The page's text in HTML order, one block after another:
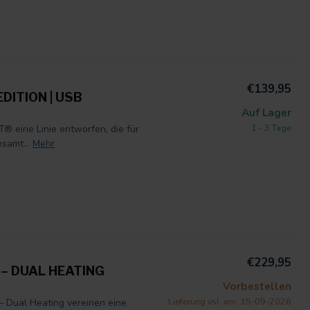
| USB
eine Linie entworfen, die für
Mehr
€139,95
Auf Lager
1 - 3 Tage
DUAL HEATING
Dual Heating vereinen eine
€229,95
Vorbestellen
Lieferung vsl. am: 15-09-2026